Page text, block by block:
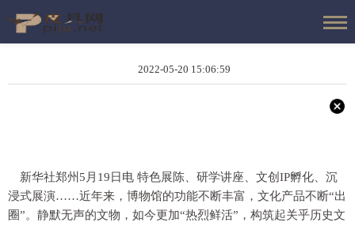
2022-05-20 15:06:59
新华社郑州5月19日电 特色展陈、研学讲座、文创IP孵化、沉
浸式展演……近年来，博物馆的功能不断丰富，文化产品不断“出
圈”。静默无声的文物，如今更加“热烈鲜活”，构筑起关乎历史文